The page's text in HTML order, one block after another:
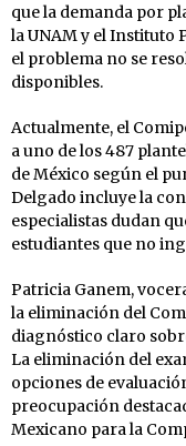
que la demanda por
la UNAM y el Instituto
el problema no se
disponibles.
Actualmente, el
a uno de los 487
de México según el
Delgado incluye la
especialistas dudan
estudiantes que no
Patricia Ganem,
la eliminación del
diagnóstico claro
La eliminación del
opciones de
preocupación
Mexicano para la